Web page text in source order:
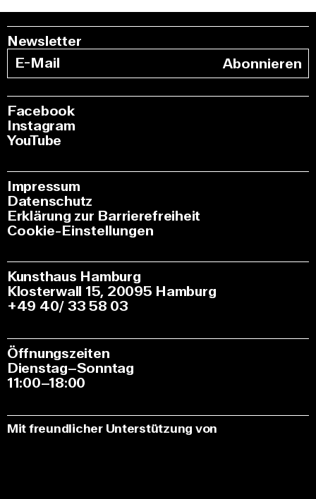
Newsletter
Abonnieren
Facebook
Instagram
YouTube
Impressum
Datenschutz
Erklärung zur Barrierefreiheit
Cookie-Einstellungen
Kunsthaus Hamburg
Klosterwall 15, 20095 Hamburg
+49 40/ 33 58 03
Öffnungszeiten
Dienstag–Sonntag
11:00–18:00
Mit freundlicher Unterstützung von